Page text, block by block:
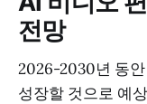
전망
2026-2030년 동
성장할 것으로 예